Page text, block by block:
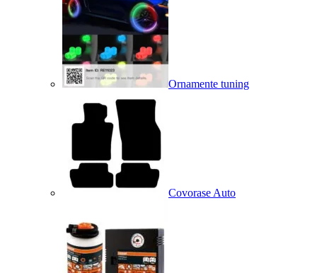
Ornamente tuning
Covorase Auto